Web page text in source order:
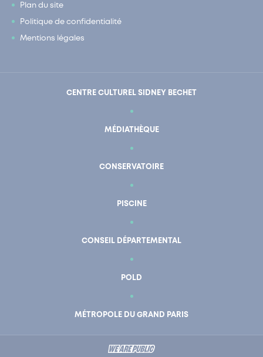
Plan du site
Politique de confidentialité
Mentions légales
CENTRE CULTUREL SIDNEY BECHET
MÉDIATHÈQUE
CONSERVATOIRE
PISCINE
CONSEIL DÉPARTEMENTAL
POLD
MÉTROPOLE DU GRAND PARIS
En un clic Mon compte